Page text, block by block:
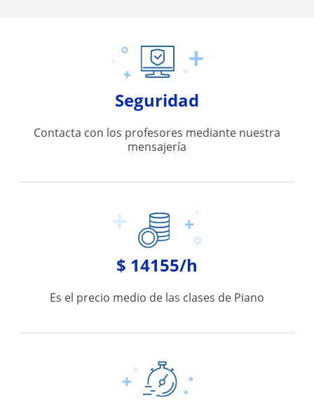
Seguridad
Contacta con los profesores mediante nuestra
mensajería
$ 14155/h
Es el precio medio de las clases de Piano